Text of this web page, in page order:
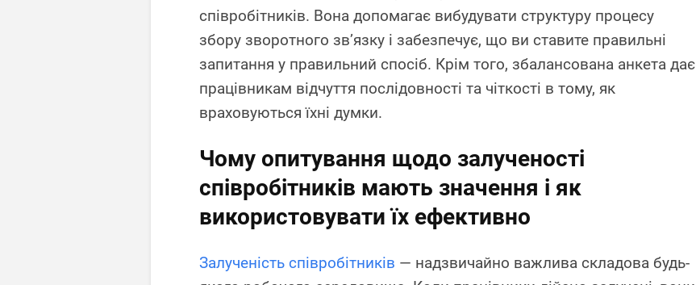
співробітників. Вона допомагає вибудувати структуру процесу
збору зворотного зв’язку і забезпечує, що ви ставите правильні
запитання у правильний спосіб. Крім того, збалансована анкета дає
працівникам відчуття послідовності та чіткості в тому, як
враховуються їхні думки.
Чому опитування щодо залученості
співробітників мають значення і як
використовувати їх ефективно
Залученість співробітників — надзвичайно важлива складова будь-